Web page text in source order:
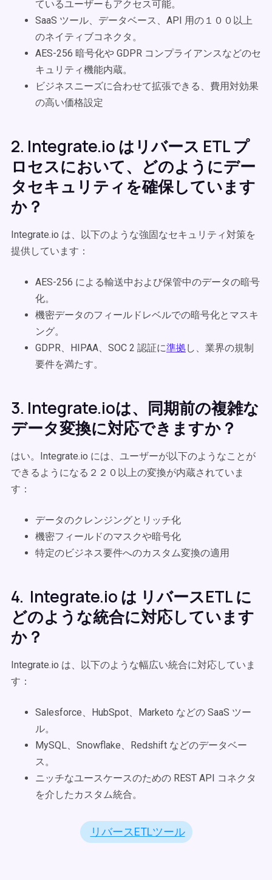
ているユーザーもアクセス可能。
SaaS ツール、データベース、API 用の１００以上
のネイティブコネクタ。
AES-256 暗号化や GDPR コンプライアンスなどのセ
キュリティ機能内蔵。
ビジネスニーズに合わせて拡張できる、費用対効果
の高い価格設定
2. Integrate.io はリバース ETL プ
ロセスにおいて、どのようにデー
タセキュリティを確保しています
か？
Integrate.io は、以下のような強固なセキュリティ対策を
提供しています：
AES-256 による輸送中および保管中のデータの暗号
化。
機密データのフィールドレベルでの暗号化とマスキ
ング。
GDPR、HIPAA、SOC 2 認証に準拠し、業界の規制
要件を満たす。
3. Integrate.ioは、同期前の複雑な
データ変換に対応できますか？
はい。Integrate.io には、ユーザーが以下のようなことが
できるようになる２２０以上の変換が内蔵されていま
す：
データのクレンジングとリッチ化
機密フィールドのマスクや暗号化
特定のビジネス要件へのカスタム変換の適用
4. Integrate.io は リバースETL に
どのような統合に対応しています
か？
Integrate.io は、以下のような幅広い統合に対応していま
す：
Salesforce、HubSpot、Marketo などの SaaS ツー
ル。
MySQL、Snowflake、Redshift などのデータベー
ス。
ニッチなユースケースのための REST API コネクタ
を介したカスタム統合。
リバースETLツール